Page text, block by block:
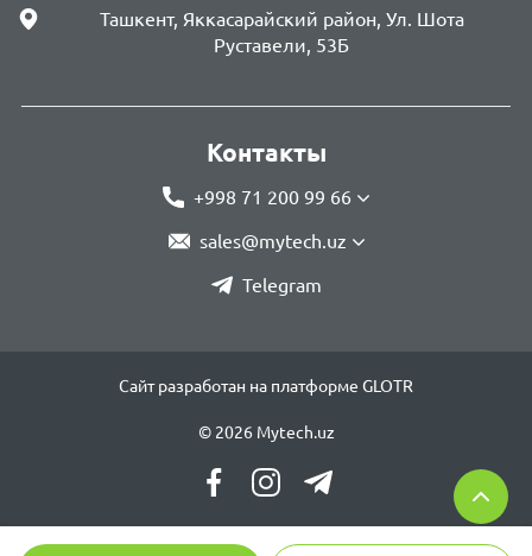
Ташкент, Яккасарайский район, Ул. Шота
Руставели, 53Б
Контакты
+998 71 200 99 66
sales@mytech.uz
Telegram
Сайт разработан на платформе GLOTR
© 2026 Mytech.uz